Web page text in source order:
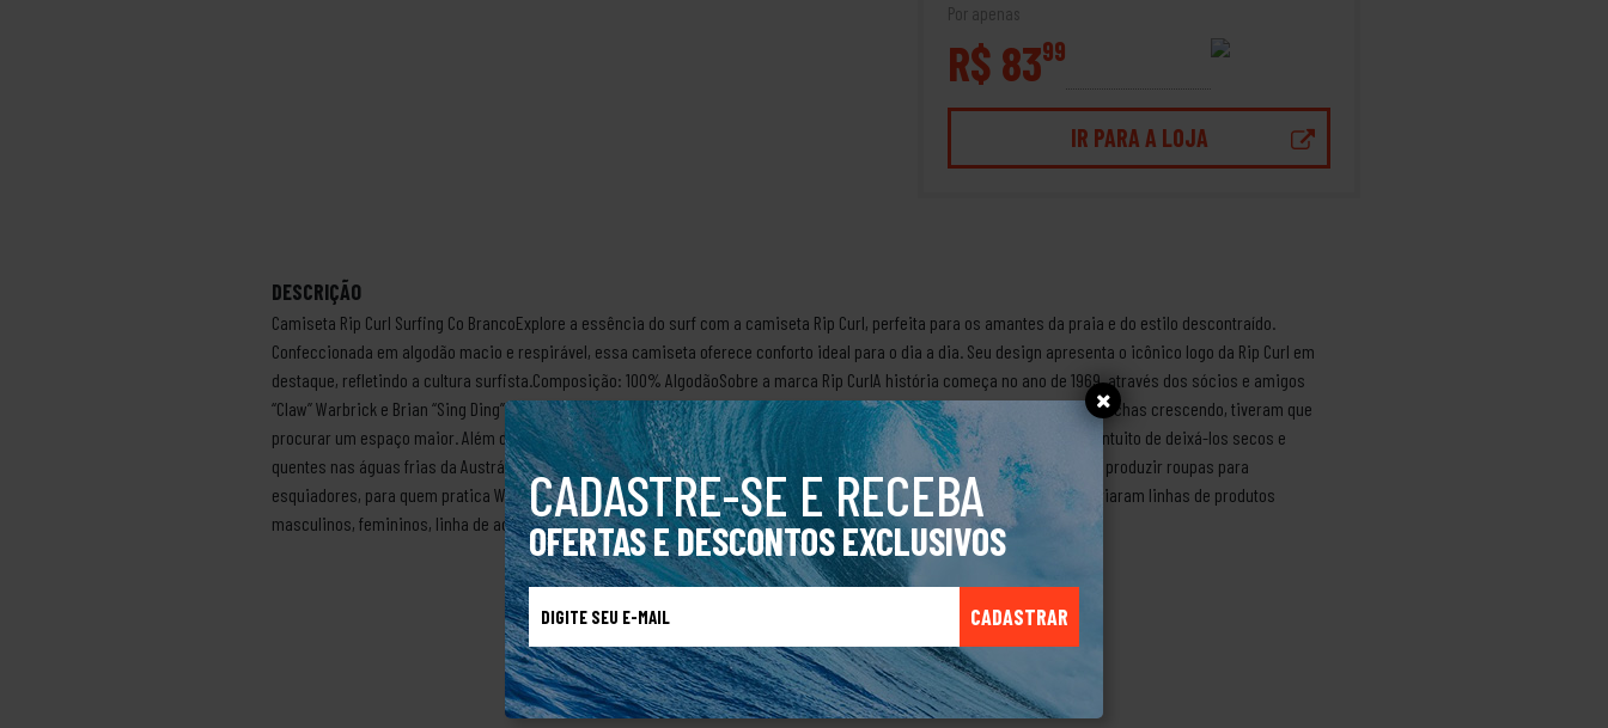
CADASTRE-SE E RECEBA
OFERTAS E DESCONTOS EXCLUSIVOS
CADASTRAR
Por apenas
R$ 8399
IR PARA A LOJA
DESCRIÇÃO
Camiseta Rip Curl Surfing Co BrancoExplore a essência do surf com a camiseta Rip Curl, perfeita para os amantes da praia e do estilo descontraído.
Confeccionada em algodão macio e respirável, essa camiseta oferece conforto ideal para o dia a dia. Seu design apresenta o icônico logo da Rip Curl em
destaque, refletindo a cultura surfista.Composição: 100% AlgodãoSobre a marca Rip CurlA história começa no ano de 1969, através dos sócios e amigos
“Claw” Warbrick e Brian “Sing Ding” Singer, no fundo de uma garagem alugada produzindo pranchas. Com a demanda de pranchas crescendo, tiveram que
procurar um espaço maior. Além das pranchas, começaram a fabricar roupas de borracha (wetsuits) para surfistas com intuito de deixá-los secos e
quentes nas águas frias da Austrália.Com o tempo foram adquirindo técnicas e aperfeiçoando suas criações, passando a produzir roupas para
esquiadores, para quem pratica Windsurf, snowboard e navegadores, ampliando seu mercado. Eles não pararam por aí, criaram linhas de produtos
masculinos, femininos, linha de acessório e muito mais.Produto Original.
TALVEZ VOCÊ TAMBÉM GOSTE